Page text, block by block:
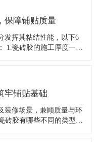
贴，如客厅、
保障铺贴质量
发挥其粘结性能，以下6
1.瓷砖胶的施工厚度一般
寸瓷砖可采用“薄贴法
牢铺贴基础
装修场景，兼顾质量与环
胶有哪些不同的类型？